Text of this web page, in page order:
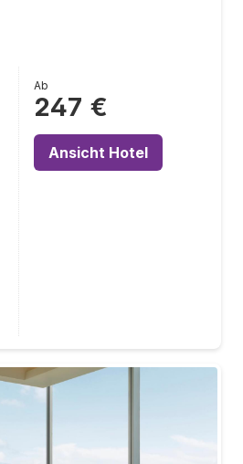
Ab
247 €
Ansicht Hotel